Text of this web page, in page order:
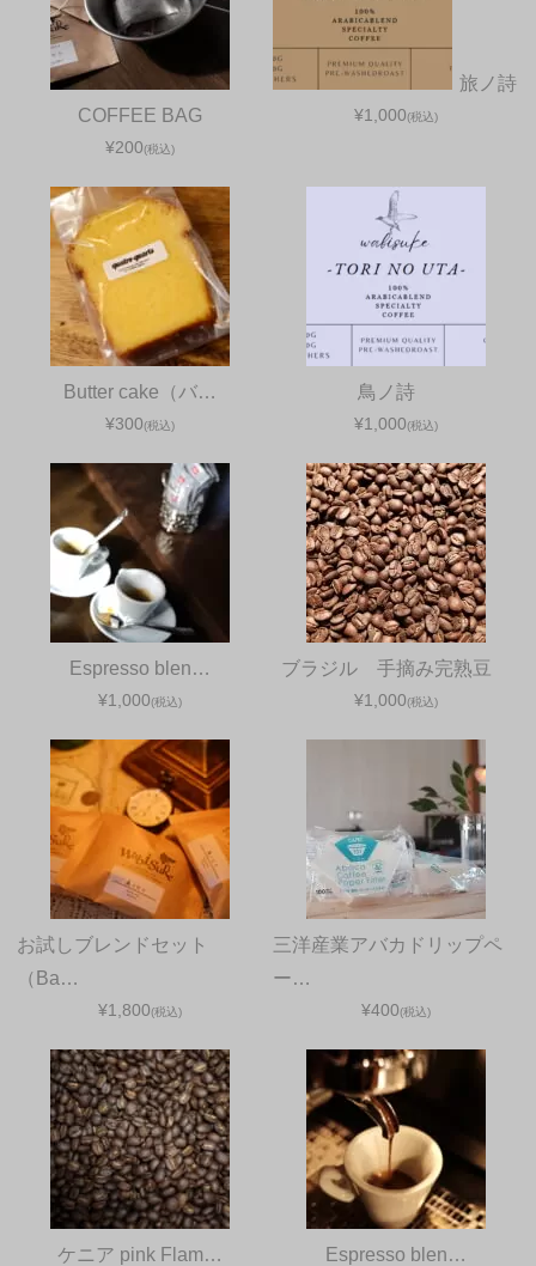
COFFEE BAG
¥200(税込)
旅ノ詩
¥1,000(税込)
Butter cake（バ…
¥300(税込)
鳥ノ詩
¥1,000(税込)
Espresso blen…
¥1,000(税込)
ブラジル 手摘み完熟豆
¥1,000(税込)
お試しブレンドセット
（Ba…
¥1,800(税込)
三洋産業アバカドリップペ
ー…
¥400(税込)
ケニア pink Flam… Espresso blen…